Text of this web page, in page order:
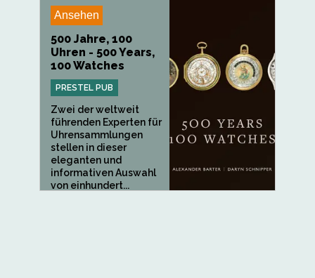
Ansehen
500 Jahre, 100
Uhren - 500 Years,
100 Watches
PRESTEL PUB
Zwei der weltweit
führenden Experten für
Uhrensammlungen
stellen in dieser
eleganten und
informativen Auswahl
von einhundert...